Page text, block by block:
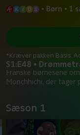
• Børn • 1
S1:E48 •
Franske børneserie
Monchhichi, der tager
*Kræver pakken Basis.
Sæson 1